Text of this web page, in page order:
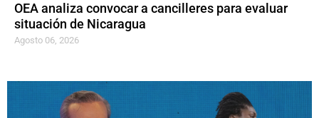
OEA analiza convocar a cancilleres para evaluar
situación de Nicaragua
Agosto 06, 2026